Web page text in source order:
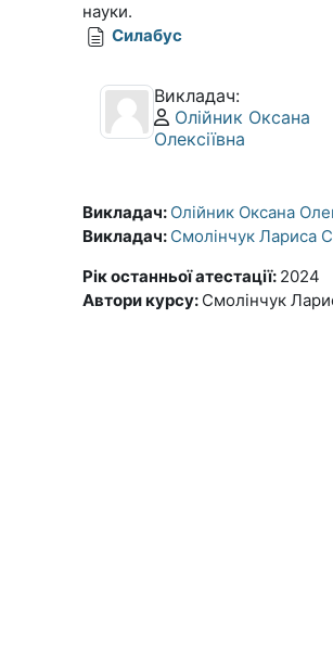
науки.
Силабус
Викладач:
Профіль
Олійник Оксана
Олексіївна
Викладач: Олійник Оксана
Викладач: Смолінчук Лариса
Рік останньої атестації: 2024
Автори курсу: Смолінчук